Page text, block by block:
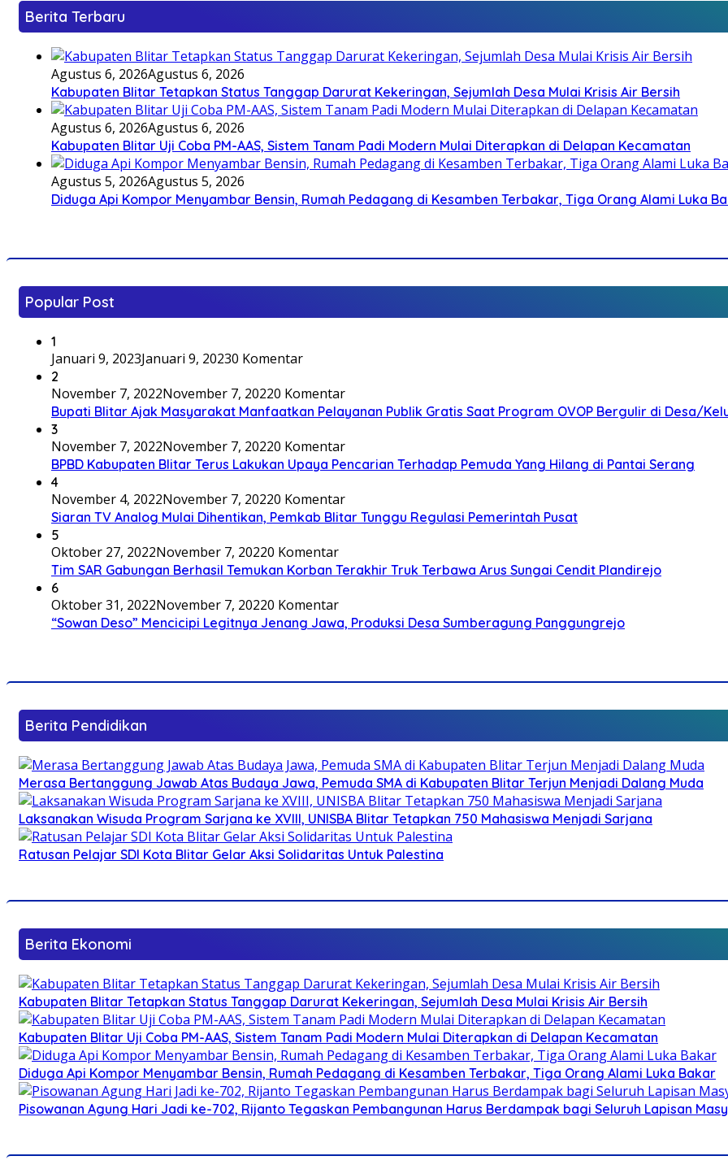
Berita Terbaru
Agustus 6, 2026Agustus 6, 2026
Kabupaten Blitar Tetapkan Status Tanggap Darurat Kekeringan, Sejumlah Desa Mulai Krisis Air Bersih
Agustus 6, 2026Agustus 6, 2026
Kabupaten Blitar Uji Coba PM-AAS, Sistem Tanam Padi Modern Mulai Diterapkan di Delapan Kecamatan
Agustus 5, 2026Agustus 5, 2026
Diduga Api Kompor Menyambar Bensin, Rumah Pedagang di Kesamben Terbakar, Tiga Orang Alami Luka
Popular Post
1
Januari 9, 2023Januari 9, 20230 Komentar
2
November 7, 2022November 7, 20220 Komentar
Bupati Blitar Ajak Masyarakat Manfaatkan Pelayanan Publik Gratis Saat Program OVOP Bergulir di Desa/
3
November 7, 2022November 7, 20220 Komentar
BPBD Kabupaten Blitar Terus Lakukan Upaya Pencarian Terhadap Pemuda Yang Hilang di Pantai Serang
4
November 4, 2022November 7, 20220 Komentar
Siaran TV Analog Mulai Dihentikan, Pemkab Blitar Tunggu Regulasi Pemerintah Pusat
5
Oktober 27, 2022November 7, 20220 Komentar
Tim SAR Gabungan Berhasil Temukan Korban Terakhir Truk Terbawa Arus Sungai Cendit Plandirejo
6
Oktober 31, 2022November 7, 20220 Komentar
“Sowan Deso” Mencicipi Legitnya Jenang Jawa, Produksi Desa Sumberagung Panggungrejo
Berita Pendidikan
Merasa Bertanggung Jawab Atas Budaya Jawa, Pemuda SMA di Kabupaten Blitar Terjun Menjadi Dalang Muda
Laksanakan Wisuda Program Sarjana ke XVIII, UNISBA Blitar Tetapkan 750 Mahasiswa Menjadi Sarjana
Ratusan Pelajar SDI Kota Blitar Gelar Aksi Solidaritas Untuk Palestina
Berita Ekonomi
Kabupaten Blitar Tetapkan Status Tanggap Darurat Kekeringan, Sejumlah Desa Mulai Krisis Air Bersih
Kabupaten Blitar Uji Coba PM-AAS, Sistem Tanam Padi Modern Mulai Diterapkan di Delapan Kecamatan
Diduga Api Kompor Menyambar Bensin, Rumah Pedagang di Kesamben Terbakar, Tiga Orang Alami Luka Bakar
Pisowanan Agung Hari Jadi ke-702, Rijanto Tegaskan Pembangunan Harus Berdampak bagi Seluruh Lapisan